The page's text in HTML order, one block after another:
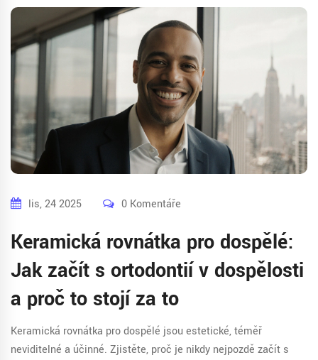
lis, 24 2025 0 Komentáře
Keramická rovnátka pro dospělé:
Jak začít s ortodontií v dospělosti
a proč to stojí za to
Keramická rovnátka pro dospělé jsou estetické, téměř
neviditelné a účinné. Zjistěte, proč je nikdy nejpozdě začít s